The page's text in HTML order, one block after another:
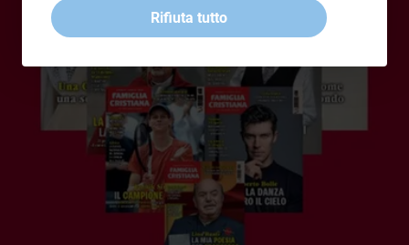
Contatti
Rifiuta tutto